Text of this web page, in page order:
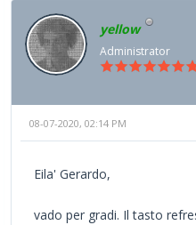
yellow
Administrator
08-07-2020, 02:14 PM
Eila' Gerardo,
vado per gradi. Il tasto